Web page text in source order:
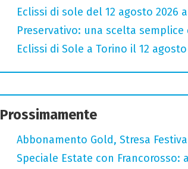
Eclissi di sole del 12 agosto
Preservativo: una scelta
Eclissi di Sole a Torino il 12
Prossimamente
Abbonamento Gold, Stresa
Speciale Estate con